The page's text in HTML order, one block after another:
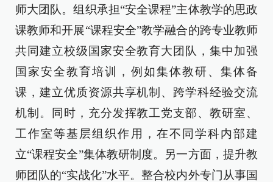
师大团队。组织承担“安全课程”主体教学的思政
课教师和开展“课程安全”教学融合的跨专业教师
共同建立校级国家安全教育大团队，集中加强
国家安全教育培训，例如集体教研、集体备
课，建立优质资源共享机制、跨学科经验交流
机制。同时，充分发挥教工党支部、教研室、
工作室等基层组织作用，在不同学科内部建
立“课程安全”集体教研制度。另一方面，提升教
师团队的“实战化”水平。整合校内外专门从事国